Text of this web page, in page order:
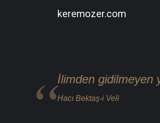
keremozer.com
İlimden gidilmeyen
Hacı Bektaş-i Veli